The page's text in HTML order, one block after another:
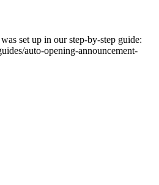
set up in our step-by-step guide:
auto-opening-announcement-